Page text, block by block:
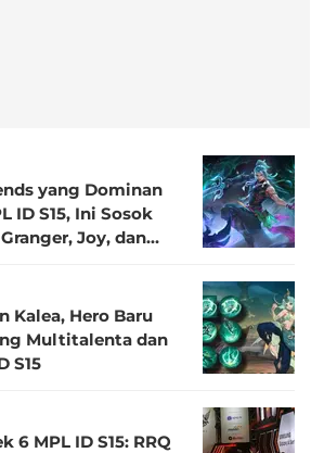
yang Dominan
ID S15, Ini Sosok
Joy, dan
Kalea, Hero Baru
Multitalenta dan
S15
6 MPL ID S15: RRQ